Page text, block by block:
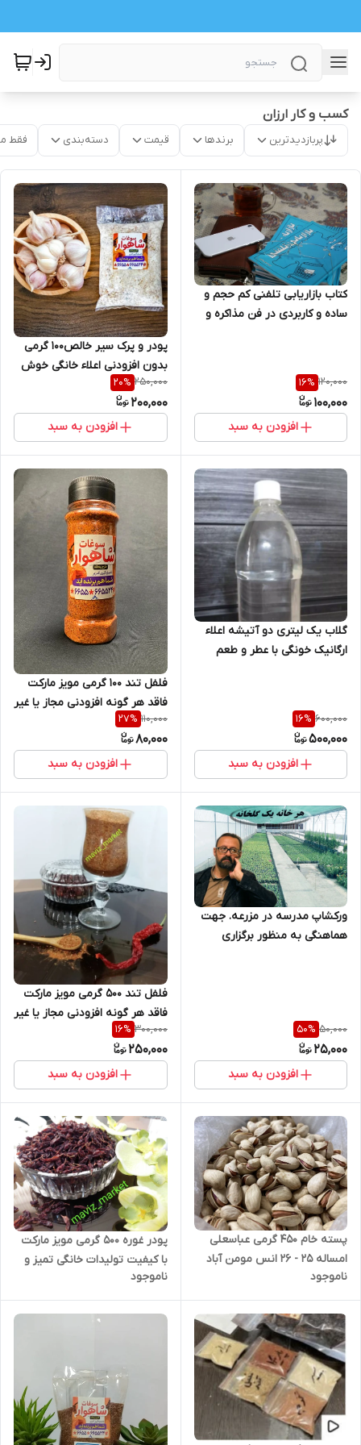
کسب و کار ارزان
پربازدیدترین برندها قیمت دسته‌بندی فقط
کتاب بازاریابی تلفنی کم حجم و
ساده و کاربردی در فن مذاکره و
120,000
16%
100,000
افزودن به سبد
پودر و پرک سیر خالص100 گرمی
بدون افزودنی اعلاء خانگی خوش
عطر و طعم
250,000
20%
200,000
افزودن به سبد
گلاب یک لیتری دو آتیشه اعلاء
ارگانیک خونگی با عطر و طعم
600,000
16%
500,000
افزودن به سبد
فلفل تند 100 گرمی مویز مارکت
فاقد هر گونه افزودنی مجاز یا غیر
مجاز با عطر و طعم
110,000
27%
80,000
افزودن به سبد
ورکشاپ مدرسه در مزرعه. جهت
هماهنگی به منظور برگزاری
50,000
50%
25,000
افزودن به سبد
فلفل تند 500 گرمی مویز مارکت
فاقد هر گونه افزودنی مجاز یا غیر
مجاز با عطر و طعم
300,000
16%
250,000
افزودن به سبد
پسته خام 450 گرمی عباسعلی
امساله 25 - 26 انس مومن آباد
دامغان ارگانیک و تولید شده
بدون سم
ناموجود
پودر غوره 500 گرمی مویز مارکت
با کیفیت تولیدات خانگی تمیز و
تولید شده در دستگاه
ناموجود